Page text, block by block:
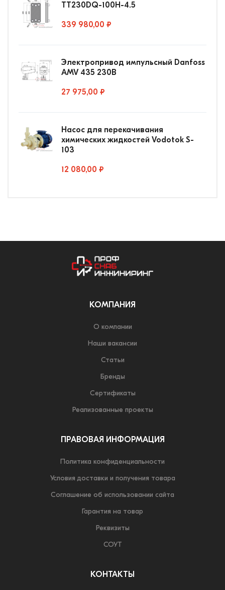
ТТ230DQ-100Н-4.5
339 980,00 ₽
Электропривод импульсный Danfoss
AMV 435 230В
27 975,00 ₽
Насос для перекачивания
химических жидкостей Vodotok S-
103
12 080,00 ₽
КОМПАНИЯ
О компании
Наши вакансии
Статьи
Бренды
Сертификаты
Реализованные проекты
ПРАВОВАЯ ИНФОРМАЦИЯ
Политика конфиденциальности
Условия доставки и получения товара
Соглашение об использовании сайта
Гарантия на товар
Реквизиты
СОУТ
КОНТАКТЫ